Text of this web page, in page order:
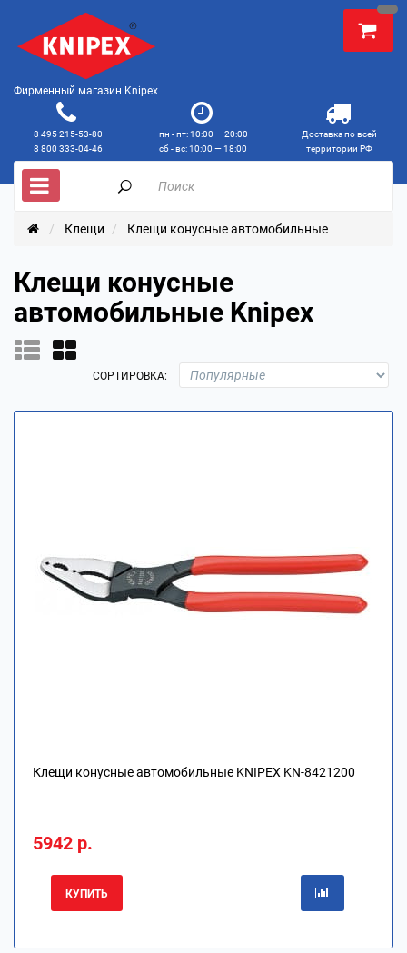
Фирменный магазин Knipex
8 495 215-53-80
8 800 333-04-46
пн - пт: 10:00 — 20:00
сб - вс: 10:00 — 18:00
Доставка по всей
территории РФ
Клещи Клещи конусные автомобильные
Клещи конусные
автомобильные Knipex
СОРТИРОВКА:
Клещи конусные автомобильные KNIPEX KN-8421200
5942 р.
КУПИТЬ